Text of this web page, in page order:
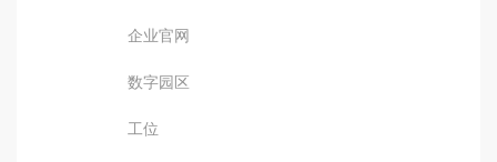
企业官网
数字园区
工位